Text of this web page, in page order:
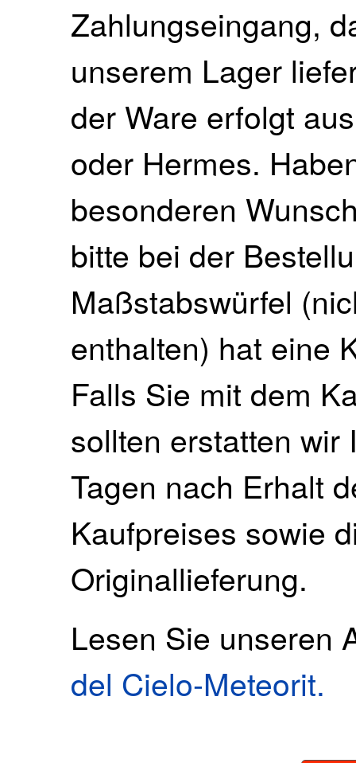
Zahlungseingang,
unserem Lager
der Ware erfolgt
oder Hermes.
besonderen
bitte bei der
Maßstabswürfel
enthalten) hat eine
Falls Sie mit dem
sollten erstatten
Tagen nach Erhalt
Kaufpreises sowie
Originallieferung.
Lesen Sie unseren
del Cielo-Meteorit.